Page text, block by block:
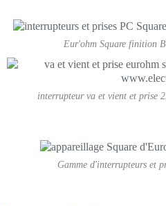
Eur'ohm Square finition
interrupteur va et vient et prise
Gamme d'interrupteurs et